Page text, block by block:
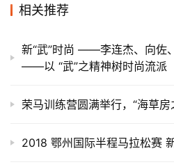
相关推荐
新“武”时尚 ——李连杰、向佐
——以 “武”之精神树时尚流派
荣马训练营圆满举行，“海草房
2018 鄂州国际半程马拉松赛